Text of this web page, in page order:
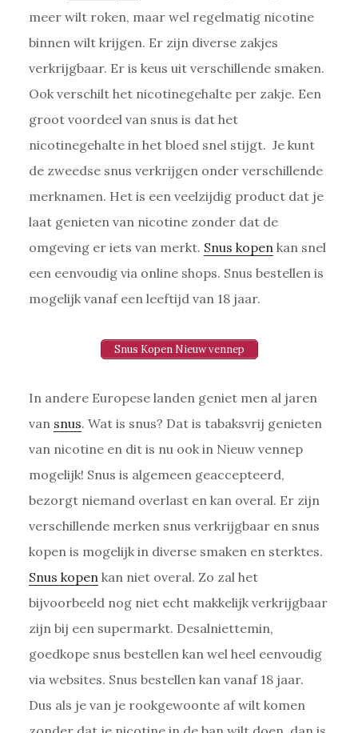
meer wilt roken, maar wel regelmatig nicotine
binnen wilt krijgen. Er zijn diverse zakjes
verkrijgbaar. Er is keus uit verschillende smaken.
Ook verschilt het nicotinegehalte per zakje. Een
groot voordeel van snus is dat het
nicotinegehalte in het bloed snel stijgt. Je kunt
de zweedse snus verkrijgen onder verschillende
merknamen. Het is een veelzijdig product dat je
laat genieten van nicotine zonder dat de
omgeving er iets van merkt. Snus kopen kan snel
een eenvoudig via online shops. Snus bestellen is
mogelijk vanaf een leeftijd van 18 jaar.
Snus Kopen Nieuw vennep
In andere Europese landen geniet men al jaren
van snus. Wat is snus? Dat is tabaksvrij genieten
van nicotine en dit is nu ook in Nieuw vennep
mogelijk! Snus is algemeen geaccepteerd,
bezorgt niemand overlast en kan overal. Er zijn
verschillende merken snus verkrijgbaar en snus
kopen is mogelijk in diverse smaken en sterktes.
Snus kopen kan niet overal. Zo zal het
bijvoorbeeld nog niet echt makkelijk verkrijgbaar
zijn bij een supermarkt. Desalniettemin,
goedkope snus bestellen kan wel heel eenvoudig
via websites. Snus bestellen kan vanaf 18 jaar.
Dus als je van je rookgewoonte af wilt komen